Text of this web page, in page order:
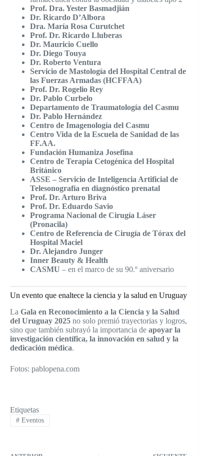
Prof. Dra. Yester Basmadjián
Dr. Ricardo D’Albora
Dra. María Rosa Curutchet
Prof. Dr. Ricardo Lluberas
Dr. Mauricio Cuello
Dr. Diego Touya
Dr. Roberto Ventura
Servicio de Mastología del Hospital Central de
las Fuerzas Armadas (HCFFAA)
Prof. Dr. Rogelio Rey
Dr. Pablo Curbelo
Departamento de Traumatología del Casmu
Dr. Pablo Hernández
Centro de Imagenología del Casmu
Centro Vida de la Escuela de Sanidad de las
FF.AA.
Fundación Humaniza Josefina
Centro de Terapia Cetogénica del Hospital
Británico
ASSE – Servicio de Inteligencia Artificial de
Telesonografía en diagnóstico prenatal
Prof. Dr. Arturo Briva
Prof. Dr. Eduardo Savio
Programa Nacional de Cirugía Láser
(Pronacila)
Centro de Referencia de Cirugía de Tórax del
Hospital Maciel
Dr. Alejandro Junger
Inner Beauty & Health
CASMU – en el marco de su 90.º aniversario
Un evento que enaltece la ciencia y la salud en Uruguay
La Gala en Reconocimiento a la Ciencia y la Salud
del Uruguay 2025 no solo premió trayectorias y logros,
sino que también subrayó la importancia de apoyar la
investigación científica, la innovación en salud y la
dedicación médica.
Fotos: pablopena.com
Etiquetas
#Eventos